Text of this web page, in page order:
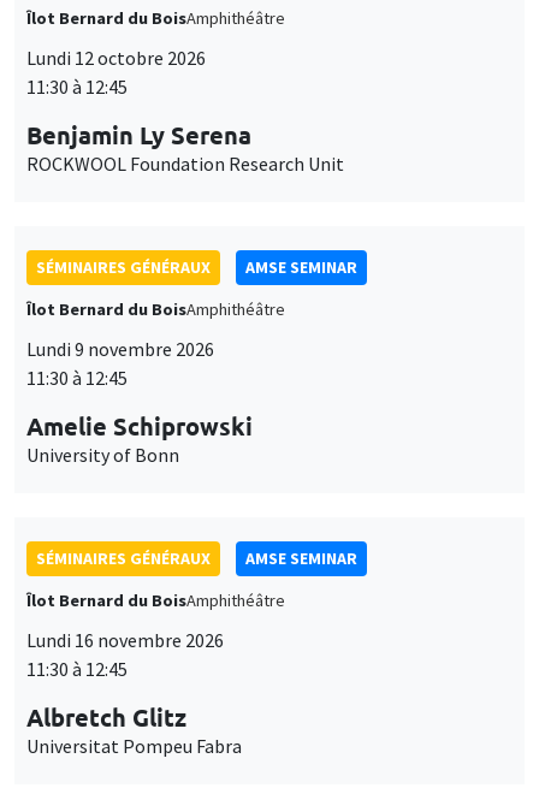
Îlot Bernard du BoisAmphithéâtre
Lundi 12 octobre 2026
11:30 à 12:45
Benjamin Ly Serena
ROCKWOOL Foundation Research Unit
SÉMINAIRES GÉNÉRAUX
AMSE SEMINAR
Îlot Bernard du BoisAmphithéâtre
Lundi 9 novembre 2026
11:30 à 12:45
Amelie Schiprowski
University of Bonn
SÉMINAIRES GÉNÉRAUX
AMSE SEMINAR
Îlot Bernard du BoisAmphithéâtre
Lundi 16 novembre 2026
11:30 à 12:45
Albretch Glitz
Universitat Pompeu Fabra